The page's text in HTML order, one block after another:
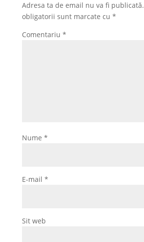
Adresa ta de email nu va fi publicată.
obligatorii sunt marcate cu *
Comentariu *
Nume *
E-mail *
Sit web